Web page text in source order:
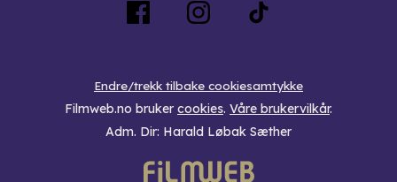
Endre/trekk tilbake cookiesamtykke
Filmweb.no bruker cookies. Våre brukervilkår.
Adm. Dir: Harald Løbak Sæther